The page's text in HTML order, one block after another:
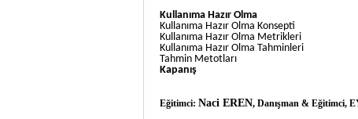
Kullanıma Hazır Olma
Kullanıma Hazır Olma Konsepti
Kullanıma Hazır Olma Metrikleri
Kullanıma Hazır Olma Tahminleri
Tahmin Metotları
Kapanış
Eğitimci: Naci EREN, Danışman & Eğitimci,